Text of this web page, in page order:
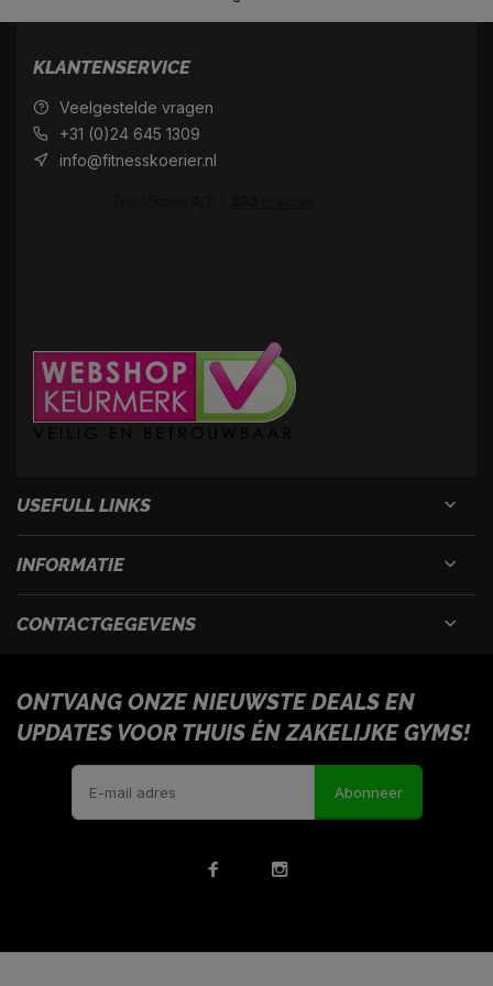
KLANTENSERVICE
Veelgestelde vragen
+31 (0)24 645 1309
info@fitnesskoerier.nl
USEFULL LINKS
INFORMATIE
CONTACTGEGEVENS
ONTVANG ONZE NIEUWSTE DEALS EN
UPDATES VOOR THUIS ÉN ZAKELIJKE GYMS!
Abonneer